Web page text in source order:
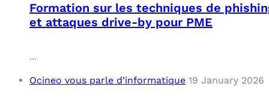
Formation sur les techniques de
et attaques drive-by pour PME
...
Ocineo vous parle d’informatique 19 January 2026